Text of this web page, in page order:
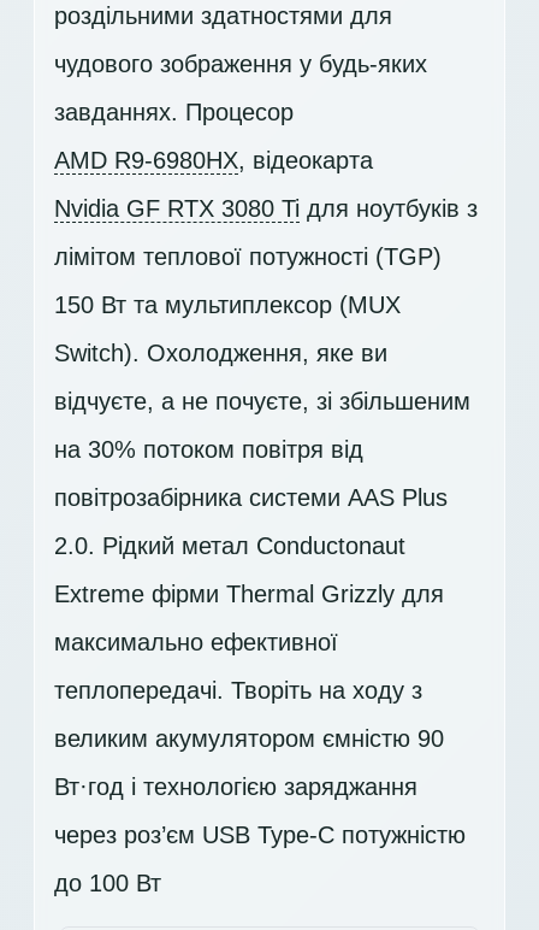
роздільними здатностями для
чудового зображення у будь-яких
завданнях. Процесор
AMD R9-6980HX, відеокарта
Nvidia GF RTX 3080 Ti для ноутбуків з
лімітом теплової потужності (TGP)
150 Вт та мультиплексор (MUX
Switch). Охолодження, яке ви
відчуєте, а не почуєте, зі збільшеним
на 30% потоком повітря від
повітрозабірника системи AAS Plus
2.0. Рідкий метал Conductonaut
Extreme фірми Thermal Grizzly для
максимально ефективної
теплопередачі. Творіть на ходу з
великим акумулятором ємністю 90
Вт·год і технологією заряджання
через роз’єм USB Type-C потужністю
до 100 Вт